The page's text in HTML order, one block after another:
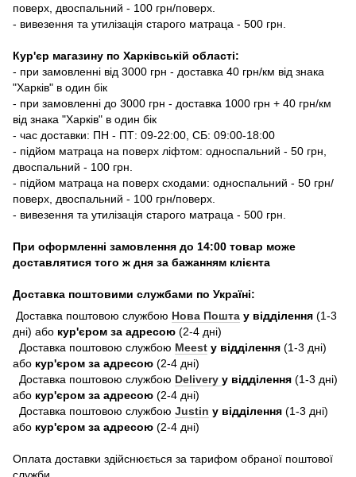
поверх, двоспальний - 100 грн/поверх.
- вивезення та утилізація старого матраца - 500 грн.
Кур'єр магазину по Харківській області:
- при замовленні від 3000 грн - доставка 40 грн/км від знака
"Харків" в один бік
- при замовленні до 3000 грн - доставка 1000 грн + 40 грн/км
від знака "Харків" в один бік
- час доставки: ПН - ПТ: 09-22:00, СБ: 09:00-18:00
- підйом матраца на поверх ліфтом: односпальний - 50 грн,
двоспальний - 100 грн.
- підйом матраца на поверх сходами: односпальний - 50 грн/
поверх, двоспальний - 100 грн/поверх.
- вивезення та утилізація старого матраца - 500 грн.
При оформленні замовлення до 14:00 товар може
доставлятися того ж дня за бажанням клієнта
Доставка поштовими службами по Україні:
Доставка поштовою службою Нова Пошта у відділення (1-3
дні) або кур'єром за адресою (2-4 дні)
Доставка поштовою службою Meest у відділення (1-3 дні)
або кур'єром за адресою (2-4 дні)
Доставка поштовою службою Delivery у відділення (1-3 дні)
або кур'єром за адресою (2-4 дні)
Доставка поштовою службою Justin у відділення (1-3 дні)
або кур'єром за адресою (2-4 дні)
Оплата доставки здійснюється за тарифом обраної поштової